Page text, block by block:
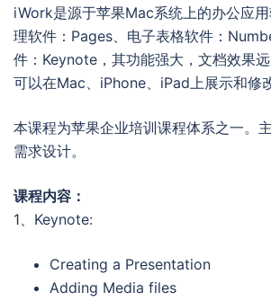
iWork是源于苹果Mac系统上的办公应
理软件：Pages、电子表格软件：
件：Keynote，其功能强大，文档效果
可以在Mac、iPhone、iPad上展示和修改
本课程为苹果企业培训课程体系之一。
需求设计。
课程内容：
1、Keynote:
Creating a Presentation
Adding Media files